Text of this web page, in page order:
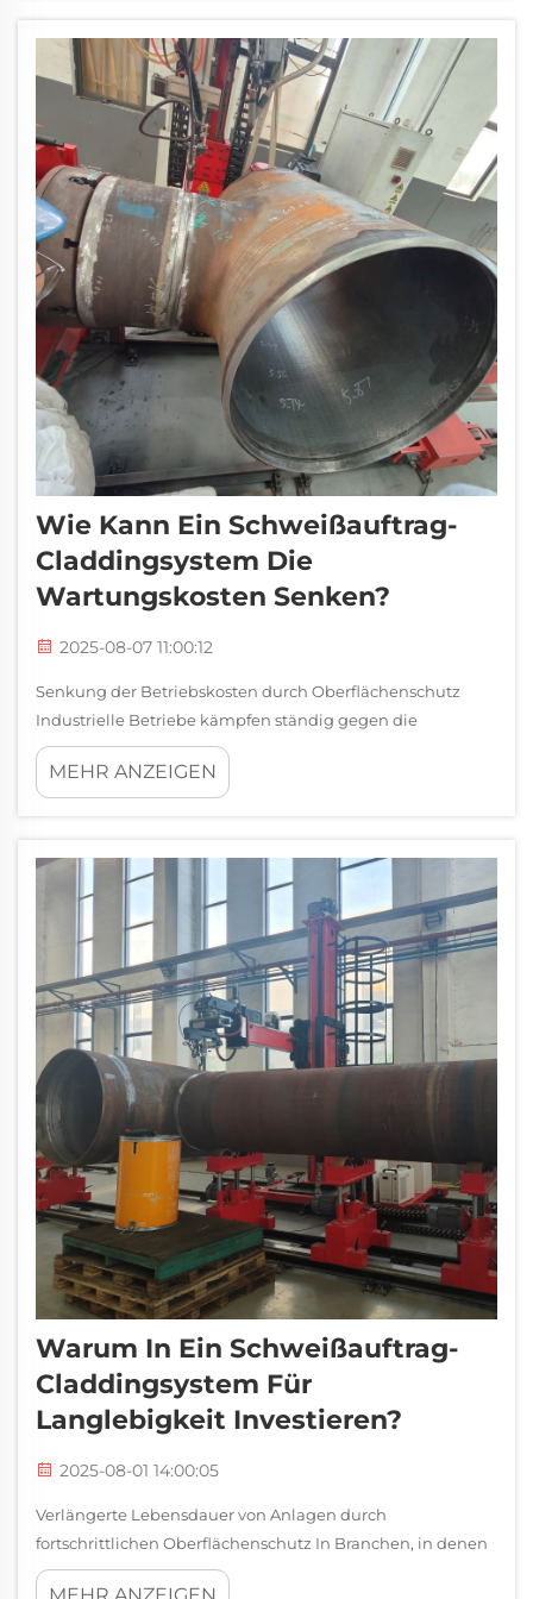
Wie Kann Ein Schweißauftrag-
Claddingsystem Die
Wartungskosten Senken?
2025-08-07 11:00:12
Senkung der Betriebskosten durch Oberflächenschutz
Industrielle Betriebe kämpfen ständig gegen die
Herausforderungen von Verschleiß, Korrosion und
Anlagenausfällen. Wenn Maschinen und Komponenten
MEHR ANZEIGEN
Warum In Ein Schweißauftrag-
Claddingsystem Für
Langlebigkeit Investieren?
2025-08-01 14:00:05
Verlängerte Lebensdauer von Anlagen durch
fortschrittlichen Oberflächenschutz In Branchen, in denen
Anlagen ständiger Beanspruchung durch Abrieb,